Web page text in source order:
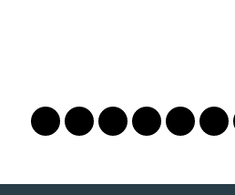
Lien vers le profil Mastodon
Lien vers le profil
Lien vers le profil
Lien vers le
Lien